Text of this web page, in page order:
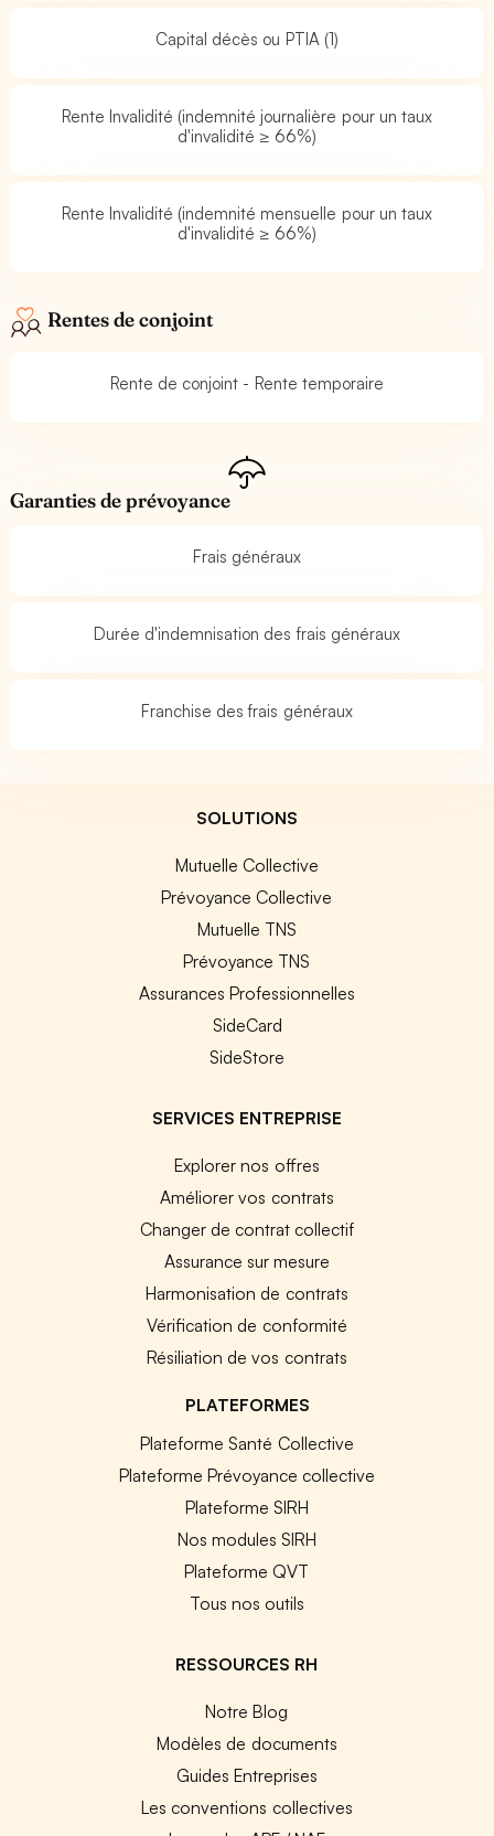
Capital décès ou PTIA (1)
Rente Invalidité (indemnité journalière pour un taux
d'invalidité ≥ 66%)
Rente Invalidité (indemnité mensuelle pour un taux
d'invalidité ≥ 66%)
Rentes de conjoint
Rente de conjoint - Rente temporaire
Garanties de prévoyance
Frais généraux
Durée d'indemnisation des frais généraux
Franchise des frais généraux
SOLUTIONS
Mutuelle Collective
Prévoyance Collective
Mutuelle TNS
Prévoyance TNS
Assurances Professionnelles
SideCard
SideStore
SERVICES ENTREPRISE
Explorer nos offres
Améliorer vos contrats
Changer de contrat collectif
Assurance sur mesure
Harmonisation de contrats
Vérification de conformité
Résiliation de vos contrats
PLATEFORMES
Plateforme Santé Collective
Plateforme Prévoyance collective
Plateforme SIRH
Nos modules SIRH
Plateforme QVT
Tous nos outils
RESSOURCES RH
Notre Blog
Modèles de documents
Guides Entreprises
Les conventions collectives